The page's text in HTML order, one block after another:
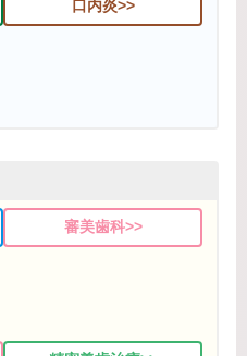
口内炎>>
審美歯科>>